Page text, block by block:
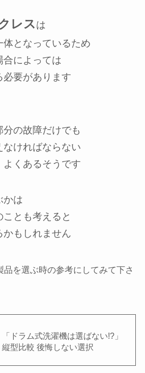
レスは
となっているため
合によっては
必要があります
の故障だけでも
ければならない
よくあるそうです
かは
とも考えると
もしれません
を選ぶ時の参考にしてみて下さ
「ドラム式洗濯機は選ばない!?」
縦型比較 後悔しない選択